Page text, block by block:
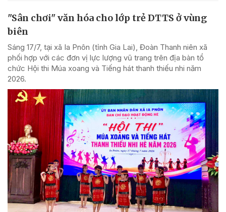
"Sân chơi" văn hóa cho lớp trẻ DTTS ở vùng
biên
Sáng 17/7, tại xã Ia Pnôn (tỉnh Gia Lai), Đoàn Thanh niên xã
phối hợp với các đơn vị lực lượng vũ trang trên địa bàn tổ
chức Hội thi Múa xoang và Tiếng hát thanh thiếu nhi năm
2026.